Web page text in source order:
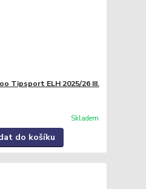
Tipsport ELH 2025/26 III.
Skladem
do košíku